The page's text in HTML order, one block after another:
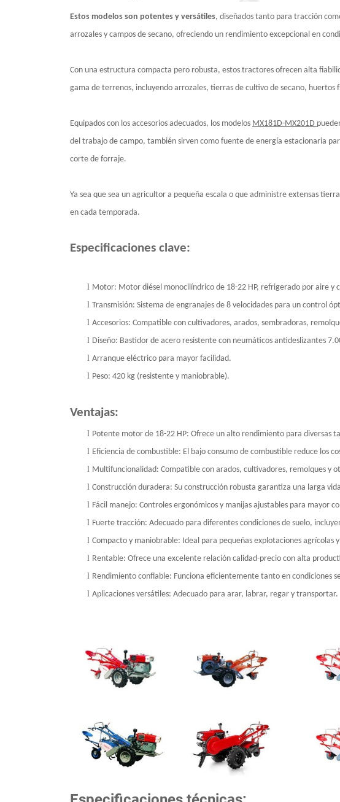
Estos modelos son potentes y versátiles, diseñados tanto para tracción
arrozales y campos de secano, ofreciendo un rendimiento excepcional en
Con una estructura compacta pero robusta, estos tractores ofrecen alta
gama de terrenos, incluyendo arrozales, tierras de cultivo de secano, huertos
Equipados con los accesorios adecuados, los modelos MX181D-MX201D
del trabajo de campo, también sirven como fuente de energía estacionaria
corte de forraje.
Ya sea que sea un agricultor a pequeña escala o que administre extensas
en cada temporada.
Especificaciones clave:
l Motor: Motor diésel monocilíndrico de 18-22 HP, refrigerado por aire y
l Transmisión: Sistema de engranajes de 8 velocidades para un control
l Accesorios: Compatible con cultivadores, arados, sembradoras,
l Diseño: Bastidor de acero resistente con neumáticos antideslizantes
l Arranque eléctrico para mayor facilidad.
l Peso: 420 kg (resistente y maniobrable).
Ventajas:
l Potente motor de 18-22 HP: Ofrece un alto rendimiento para diversas
l Eficiencia de combustible: El bajo consumo de combustible reduce los
l Multifuncionalidad: Compatible con arados, cultivadores, remolques y
l Construcción duradera: Su construcción robusta garantiza una larga
l Fácil manejo: Controles ergonómicos y manijas ajustables para mayor
l Fuerte tracción: Adecuado para diferentes condiciones de suelo,
l Compacto y maniobrable: Ideal para pequeñas explotaciones agrícolas
l Rentable: Ofrece una excelente relación calidad-precio con alta
l Rendimiento confiable: Funciona eficientemente tanto en condiciones
l Aplicaciones versátiles: Adecuado para arar, labrar, regar y transportar.